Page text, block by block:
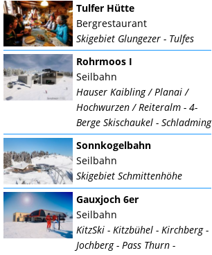
Tulfer Hütte
Bergrestaurant
Skigebiet Glungezer - Tulfes
Rohrmoos I
Seilbahn
Hauser Kaibling / Planai /
Hochwurzen / Reiteralm - 4-
Berge Skischaukel - Schladming
Sonnkogelbahn
Seilbahn
Skigebiet Schmittenhöhe
Gauxjoch 6er
Seilbahn
KitzSki - Kitzbühel - Kirchberg -
Jochberg - Pass Thurn -